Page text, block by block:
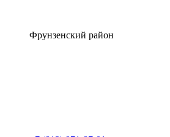
Фрунзенский район